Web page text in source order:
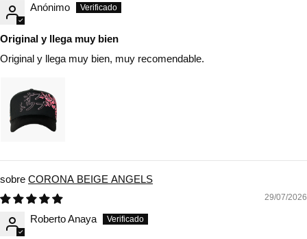
Anónimo
Original y llega muy bien
Original y llega muy bien, muy recomendable.
CORONA BEIGE ANGELS
29/07/2026
Roberto Anaya